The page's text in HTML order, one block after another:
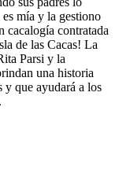
mía y la gestiono
cacalogía contratada
de las Cacas! La
Parsi y la
una historia
y que ayudará a los